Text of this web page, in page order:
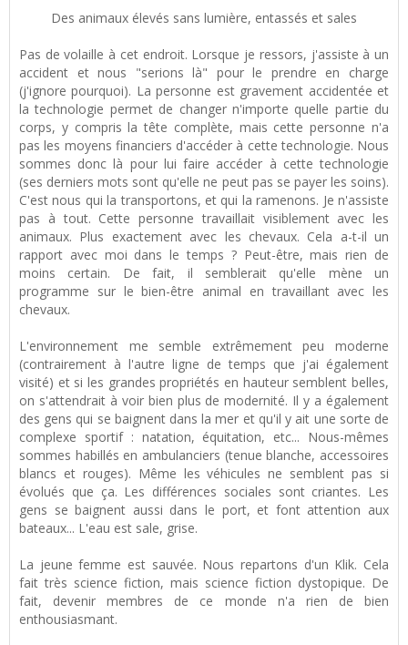
Des animaux élevés sans lumière, entassés et sales
Pas de volaille à cet endroit. Lorsque je ressors, j'assiste à un
accident et nous "serions là" pour le prendre en charge
(j'ignore pourquoi). La personne est gravement accidentée et
la technologie permet de changer n'importe quelle partie du
corps, y compris la tête complète, mais cette personne n'a
pas les moyens financiers d'accéder à cette technologie. Nous
sommes donc là pour lui faire accéder à cette technologie
(ses derniers mots sont qu'elle ne peut pas se payer les soins).
C'est nous qui la transportons, et qui la ramenons. Je n'assiste
pas à tout. Cette personne travaillait visiblement avec les
animaux. Plus exactement avec les chevaux. Cela a-t-il un
rapport avec moi dans le temps ? Peut-être, mais rien de
moins certain. De fait, il semblerait qu'elle mène un
programme sur le bien-être animal en travaillant avec les
chevaux.
L'environnement me semble extrêmement peu moderne
(contrairement à l'autre ligne de temps que j'ai également
visité) et si les grandes propriétés en hauteur semblent belles,
on s'attendrait à voir bien plus de modernité. Il y a également
des gens qui se baignent dans la mer et qu'il y ait une sorte de
complexe sportif : natation, équitation, etc... Nous-mêmes
sommes habillés en ambulanciers (tenue blanche, accessoires
blancs et rouges). Même les véhicules ne semblent pas si
évolués que ça. Les différences sociales sont criantes. Les
gens se baignent aussi dans le port, et font attention aux
bateaux... L'eau est sale, grise.
La jeune femme est sauvée. Nous repartons d'un Klik. Cela
fait très science fiction, mais science fiction dystopique. De
fait, devenir membres de ce monde n'a rien de bien
enthousiasmant.